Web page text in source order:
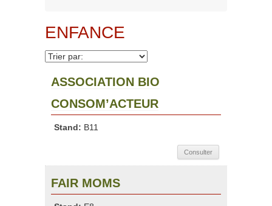
ENFANCE
ASSOCIATION BIO
CONSOM’ACTEUR
Stand: B11
Consulter
FAIR MOMS